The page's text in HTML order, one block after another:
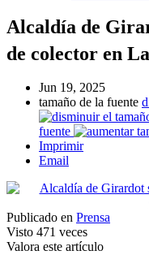
Alcaldía de
de colector en
Jun 19, 2025
tamaño de la fuente
fuente
Imprimir
Email
Publicado en Prensa
Visto 471 veces
Valora este artículo